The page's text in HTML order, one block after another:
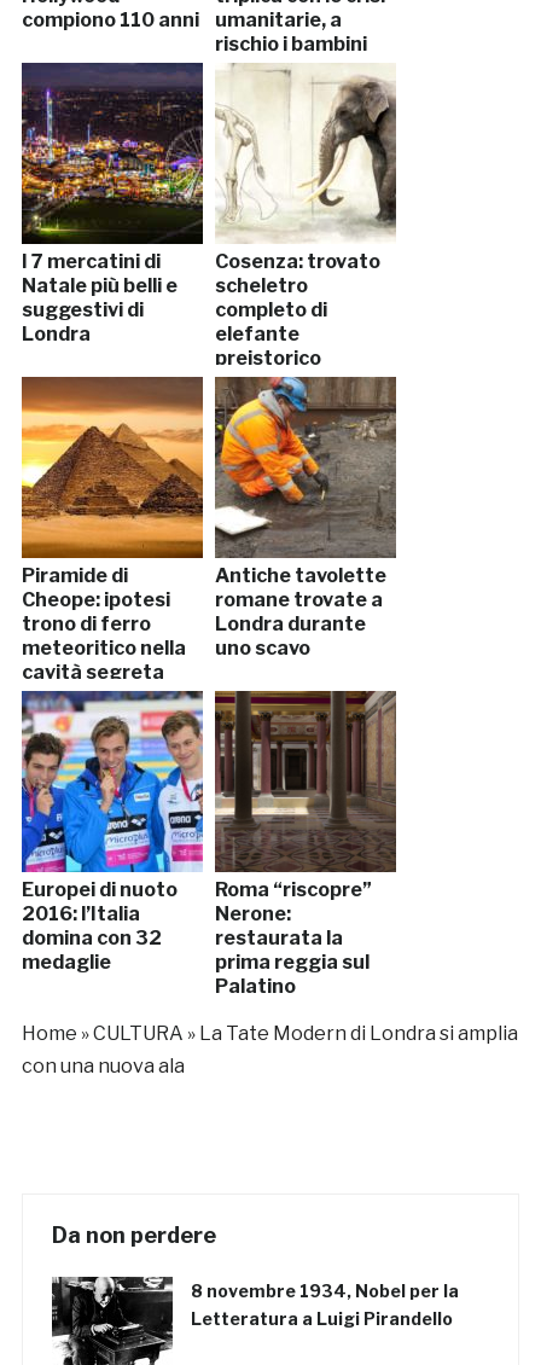
compiono 110 anni
umanitarie, a
rischio i bambini
I 7 mercatini di
Natale più belli e
suggestivi di
Londra
Cosenza: trovato
scheletro
completo di
elefante
preistorico
Piramide di
Cheope: ipotesi
trono di ferro
meteoritico nella
cavità segreta
Antiche tavolette
romane trovate a
Londra durante
uno scavo
Europei di nuoto
2016: l’Italia
domina con 32
medaglie
Roma “riscopre”
Nerone:
restaurata la
prima reggia sul
Palatino
Home »CULTURA » La Tate Modern di Londra si amplia
con una nuova ala
Da non perdere
8 novembre 1934, Nobel per la
Letteratura a Luigi Pirandello